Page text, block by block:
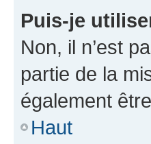
Puis-je
Non, il n’est
partie de la
également
Haut